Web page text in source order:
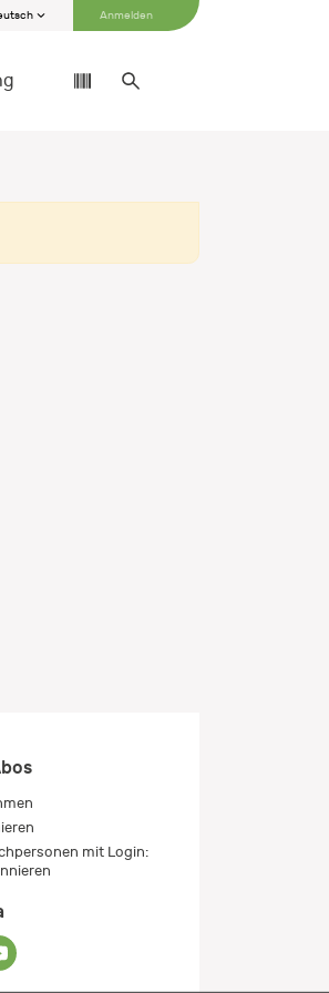
Anmelden
mit Login: